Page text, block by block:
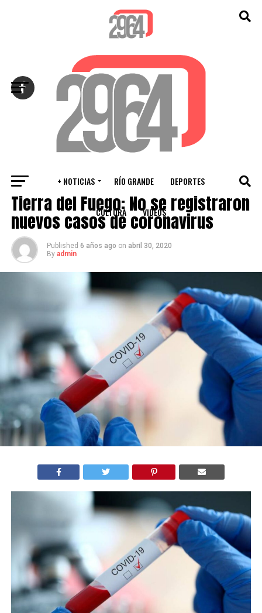
+ NOTICIAS RÍO GRANDE DEPORTES
CULTURA VIDEOS
RÍO GRANDE
Tierra del Fuego: No se registraron
nuevos casos de coronavirus
Published 6 años ago on abril 30, 2020
By admin
Salir de la versión móvil